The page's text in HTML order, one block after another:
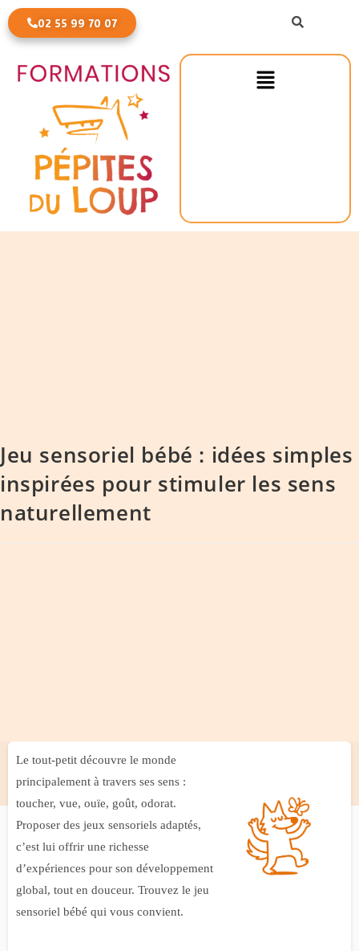
02 55 99 70 07
SEARCH
Jeu sensoriel bébé : idées
inspirées pour stimuler les sens
naturellement
Le tout-petit découvre le monde
principalement à travers ses sens :
toucher, vue, ouïe, goût, odorat.
Proposer des jeux sensoriels adaptés,
c’est lui offrir une richesse
d’expériences pour son développement
global, tout en douceur. Trouvez le jeu
sensoriel bébé qui vous convient.